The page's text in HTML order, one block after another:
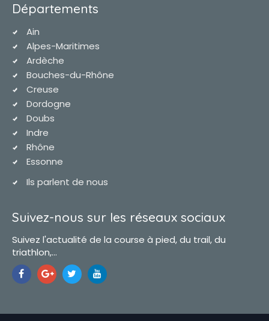
Départements
Ain
Alpes-Maritimes
Ardèche
Bouches-du-Rhône
Creuse
Dordogne
Doubs
Indre
Rhône
Essonne
Ils parlent de nous
Suivez-nous sur les réseaux sociaux
Suivez l'actualité de la course à pied, du trail, du
triathlon,...